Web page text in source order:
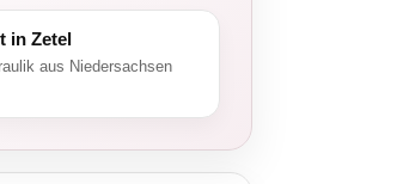
in Zetel
aus Niedersachsen